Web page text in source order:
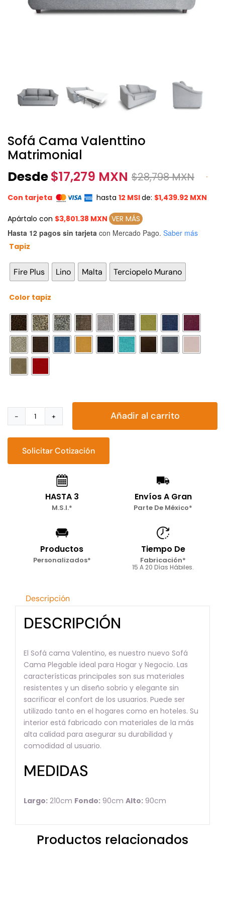
Sofá Cama Valenttino
Matrimonial
Desde$17,279 MXN $28,798 MXN
Con tarjeta hasta 12 MSIde: $1,439.92 MXN
Apártalo con $3,801.38 MXN VER MÁS
Hasta 12 pagos sin tarjeta con Mercado Pago. Saber más
Tapiz
Fire Plus Lino Malta Terciopelo Murano
Color tapiz
Sofá
Cama
Valenttino
Matrimonial
cantidad
Añadir al carrito
Solicitar Cotización
HASTA 3
M.S.I.*
Envíos A Gran
Parte De México*
Productos
Personalizados*
Tiempo De
Fabricación*
15 A 20 Días Hábiles.
Descripción
DESCRIPCIÓN
El Sofá cama Valentino, es nuestro nuevo Sofá
Cama Plegable ideal para Hogar y Negocio. Las
características principales son sus materiales
resistentes y un diseño sobrio y elegante sin
sacrificar el confort de los usuarios. Puede ser
utilizado tanto en el hogares como en hoteles. Su
interior está fabricado con materiales de la más
alta calidad para asegurar su durabilidad y
comodidad al usuario.
MEDIDAS
Largo:210cm Fondo:90cm Alto:90cm
Productos relacionados